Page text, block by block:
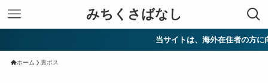
みちくさばなし
当サイトは、海外在住者の方に
ホーム 裏ボス